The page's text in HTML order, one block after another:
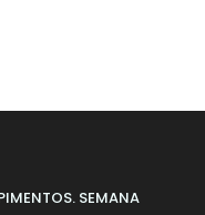
SEMANA